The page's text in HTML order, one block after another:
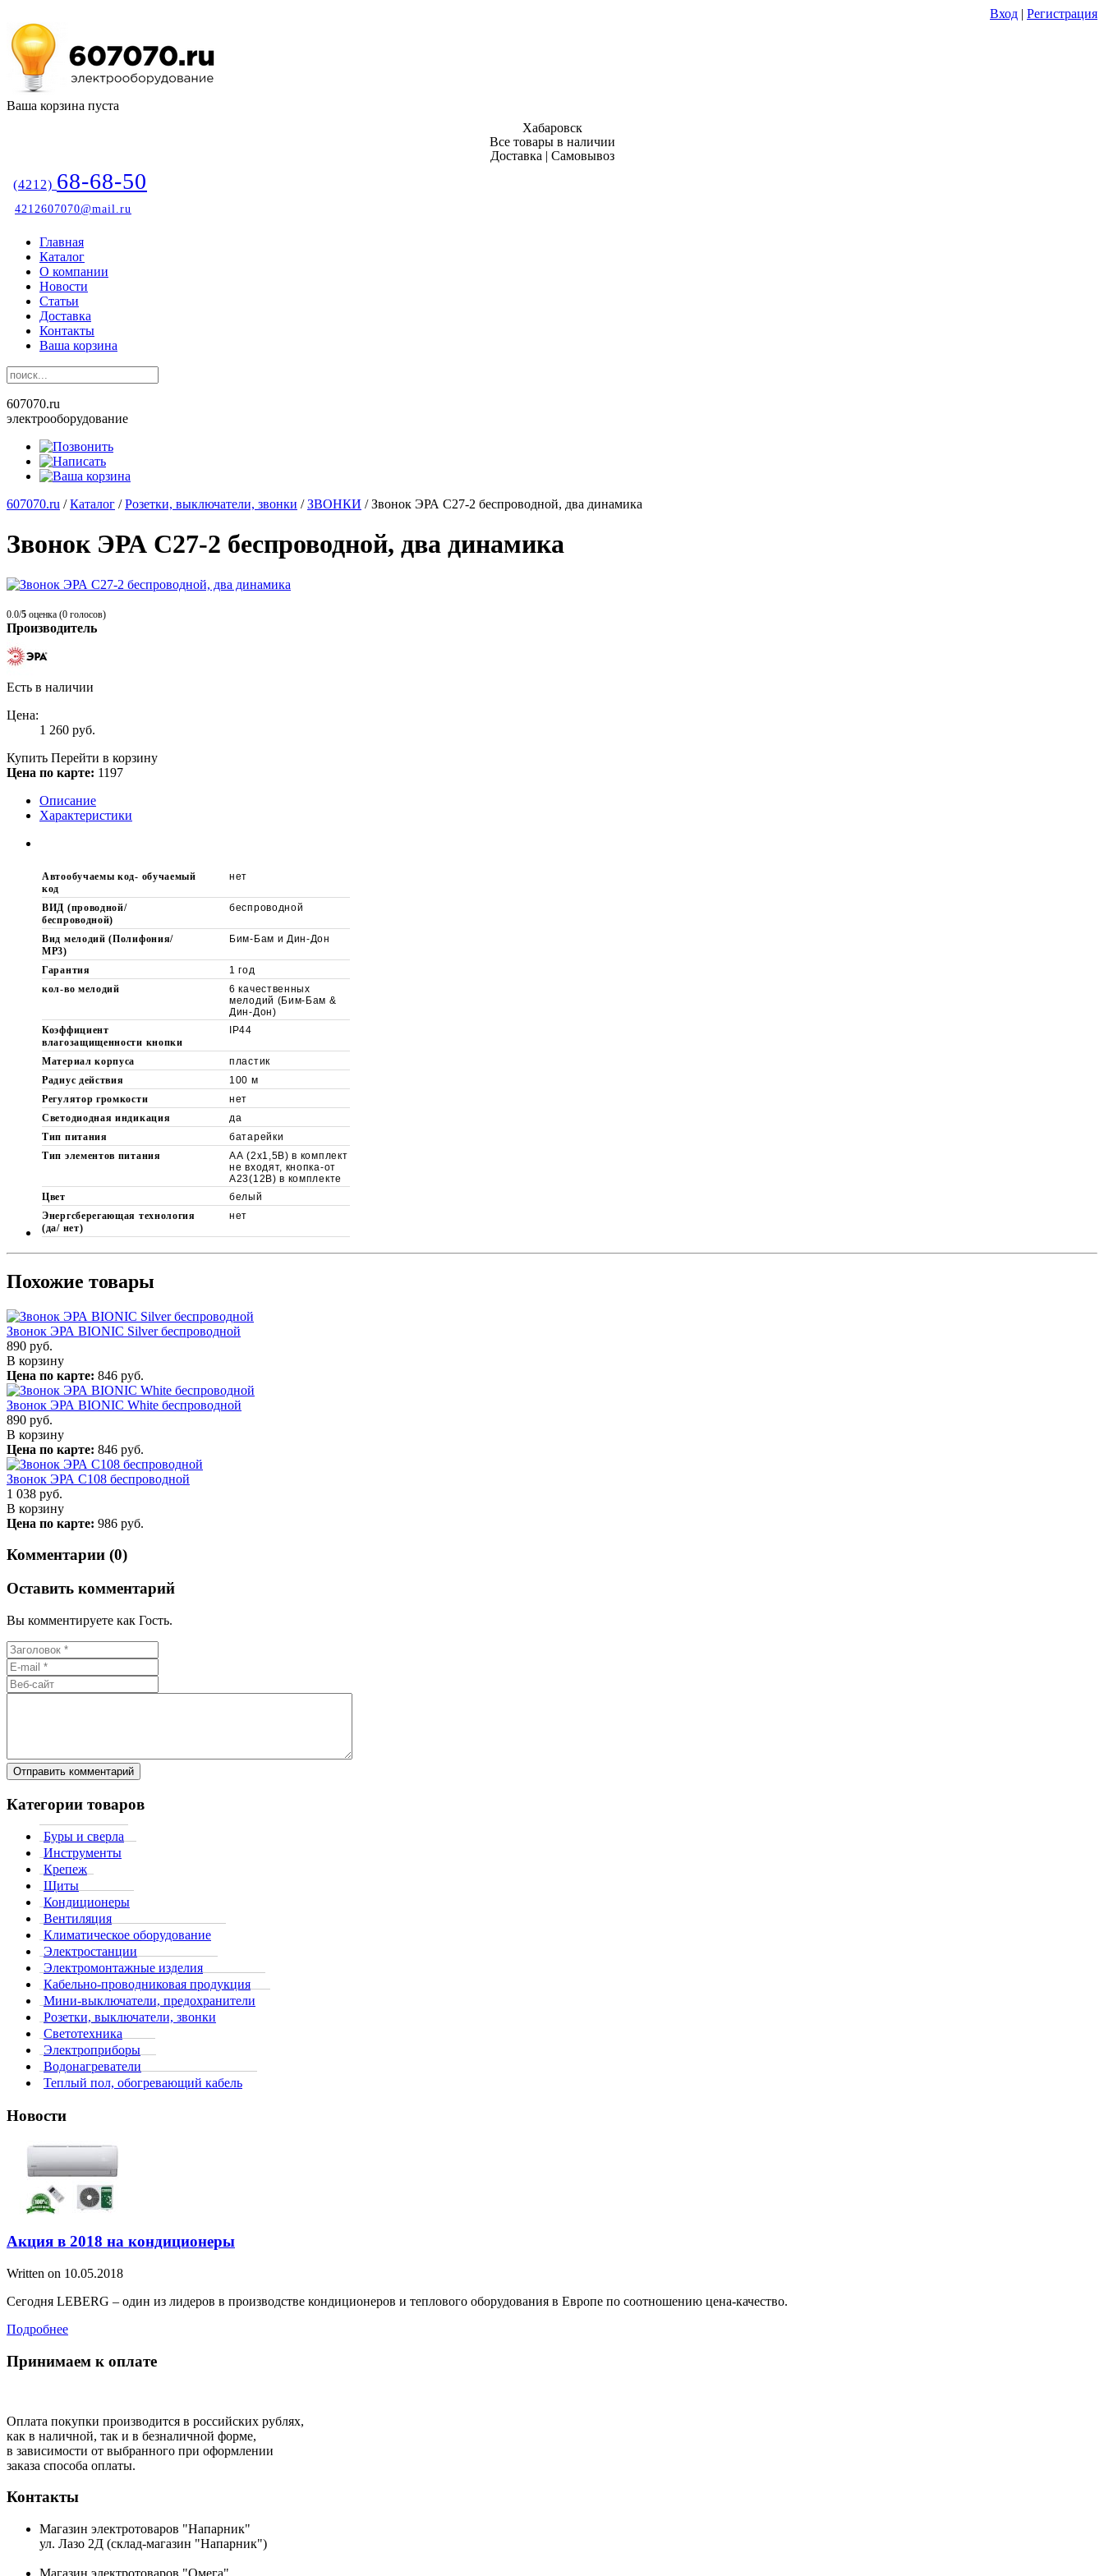
Вход | Регистрация
Ваша корзина пуста
Хабаровск
Все товары в наличии
Доставка | Самовывоз
(4212) 68-68-50
4212607070@mail.ru
Главная
Каталог
О компании
Новости
Статьи
Доставка
Контакты
Ваша корзина
607070.ru
электрооборудование
607070.ru /Каталог /Розетки, выключатели, звонки /ЗВОНКИ /Звонок ЭРА C27-2 беспроводной, два динамика
Звонок ЭРА C27-2 беспроводной, два динамика
0.0/5 оценка (0 голосов)
Производитель
Есть в наличии
Цена:
1 260 руб.
Купить Перейти в корзину
Цена по карте: 1197
Описание
Характеристики
Автообучаемы код- обучаемый
код
нет
ВИД (проводной/
беспроводной)
беспроводной
Вид мелодий (Полифония/
МР3)
Бим-Бам и Дин-Дон
Гарантия
1 год
кол-во мелодий
6 качественных
мелодий (Бим-Бам &
Дин-Дон)
Коэффициент
влагозащищенности кнопки
IP44
Материал корпуса
пластик
Радиус действия
100 м
Регулятор громкости
нет
Светодиодная индикация
да
Тип питания
батарейки
Тип элементов питания
АА (2х1,5В) в комплект
не входят, кнопка-от
А23(12B) в комплекте
Цвет
белый
Энергсберегающая технология
(да/ нет)
нет
Похожие товары
Звонок ЭРА BIONIC Silver беспроводной
890 руб.
В корзину
Цена по карте: 846 руб.
Звонок ЭРА BIONIC White беспроводной
890 руб.
В корзину
Цена по карте: 846 руб.
Звонок ЭРА C108 беспроводной
1 038 руб.
В корзину
Цена по карте: 986 руб.
Комментарии (0)
Оставить комментарий
Вы комментируете как Гость.
Категории товаров
Буры и сверла
Инструменты
Крепеж
Щиты
Кондиционеры
Вентиляция
Климатическое оборудование
Электростанции
Электромонтажные изделия
Кабельно-проводниковая продукция
Мини-выключатели, предохранители
Розетки, выключатели, звонки
Светотехника
Электроприборы
Водонагреватели
Теплый пол, обогревающий кабель
Новости
Акция в 2018 на кондиционеры
Written on 10.05.2018
Сегодня LEBERG – один из лидеров в производстве кондиционеров и теплового оборудования в Европе по соотношению цена-качество.
Подробнее
Принимаем к оплате
Оплата покупки производится в российских рублях,
как в наличной, так и в безналичной форме,
в зависимости от выбранного при оформлении
заказа способа оплаты.
Контакты
Магазин электротоваров "Напарник"
ул. Лазо 2Д (склад-магазин "Напарник")
Магазин электротоваров "Омега"